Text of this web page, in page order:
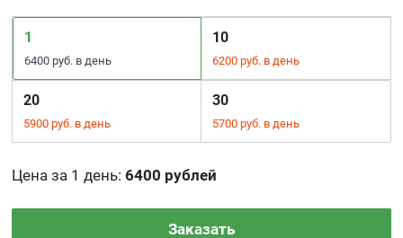
1
6400 руб. в день
10
6200 руб. в день
20
5900 руб. в день
30
5700 руб. в день
Цена за 1 день:6400 рублей
Заказать